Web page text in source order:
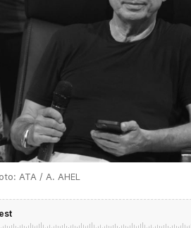
ATA / A. AHEL